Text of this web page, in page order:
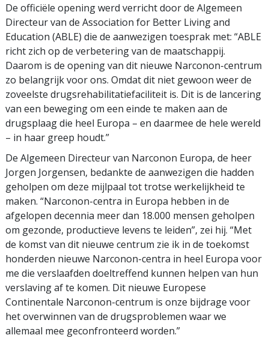
De officiële opening werd verricht door de Algemeen
Directeur van de Association for Better Living and
Education (ABLE) die de aanwezigen toesprak met: “ABLE
richt zich op de verbetering van de maatschappij.
Daarom is de opening van dit nieuwe Narconon-centrum
zo belangrijk voor ons. Omdat dit niet gewoon weer de
zoveelste drugsrehabilitatiefaciliteit is. Dit is de lancering
van een beweging om een einde te maken aan de
drugsplaag die heel Europa – en daarmee de hele wereld
– in haar greep houdt.”
De Algemeen Directeur van Narconon Europa, de heer
Jorgen Jorgensen, bedankte de aanwezigen die hadden
geholpen om deze mijlpaal tot trotse werkelijkheid te
maken. “Narconon-centra in Europa hebben in de
afgelopen decennia meer dan 18.000 mensen geholpen
om gezonde, productieve levens te leiden”, zei hij. “Met
de komst van dit nieuwe centrum zie ik in de toekomst
honderden nieuwe Narconon-centra in heel Europa voor
me die verslaafden doeltreffend kunnen helpen van hun
verslaving af te komen. Dit nieuwe Europese
Continentale Narconon-centrum is onze bijdrage voor
het overwinnen van de drugsproblemen waar we
allemaal mee geconfronteerd worden.”